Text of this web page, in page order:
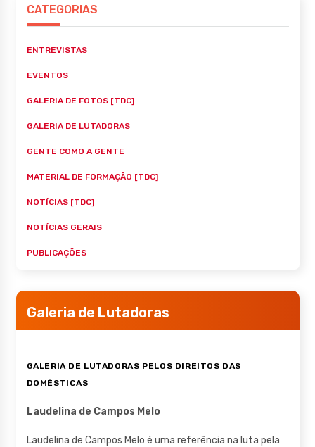
CATEGORIAS
ENTREVISTAS
EVENTOS
GALERIA DE FOTOS [TDC]
GALERIA DE LUTADORAS
GENTE COMO A GENTE
MATERIAL DE FORMAÇÃO [TDC]
NOTÍCIAS [TDC]
NOTÍCIAS GERAIS
PUBLICAÇÕES
Galeria de Lutadoras
GALERIA DE LUTADORAS PELOS DIREITOS DAS
DOMÉSTICAS
Laudelina de Campos Melo
Laudelina de Campos Melo é uma referência na luta pela